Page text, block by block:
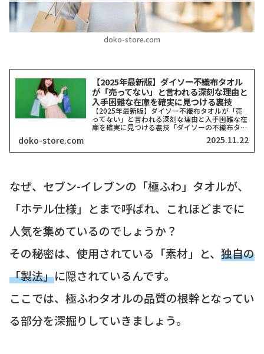
doko-store.com
【2025年最新版】ダイソー不織布タオル
が「売ってない」と言われる深刻な理由と
入手困難な在庫を確実に見つける裏技
【2025年最新版】ダイソー不織布タオルが「売
ってない」と言われる深刻な理由と入手困難な在
庫を確実に見つける裏技「ダイソーの不織布タオ
ルがどこにも売ってない！」そう嘆いている方、
本当に多いですよね。私も探し回った経験がある
ので、その気持ち、...
doko-store.com 2025.11.22
なぜ、セブン-イレブンの「極ふわ」タオルが、
「ホテル仕様」とまで呼ばれ、これほどまでに
人気を集めているのでしょうか？
その秘密は、使用されている「素材」と、 独自の
「製法」に隠されているんです。
ここでは、極ふわタオルの品質の根幹となってい
る部分を深掘りしていきましょう。